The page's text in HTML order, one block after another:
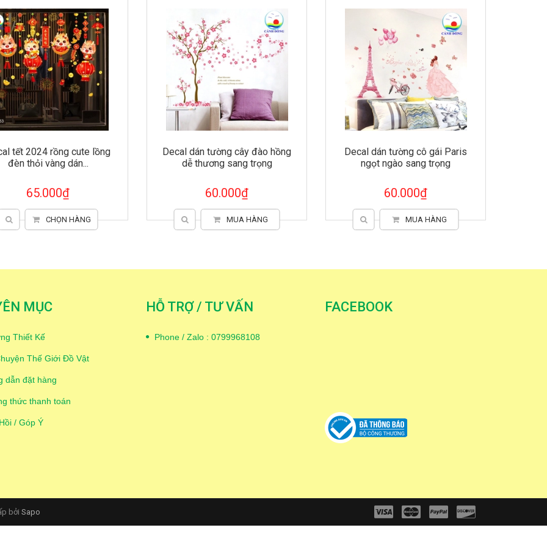
dán tường cây đào hồng
dễ thương sang trọng
60.000₫
MUA HÀNG
Decal dán tường cô gái Paris
ngọt ngào sang trọng
60.000₫
MUA HÀNG
Decal dán tường cây hồng đáng
yêu
60.000₫
MUA HÀNG
MỤC
Thiết Kế
Thế Giới Đồ Vật
dẫn đặt hàng
thức thanh toán
/ Góp Ý
HỖ TRỢ / TƯ VẤN
Phone / Zalo : 0799968108
FACEBOOK
bởi Sapo